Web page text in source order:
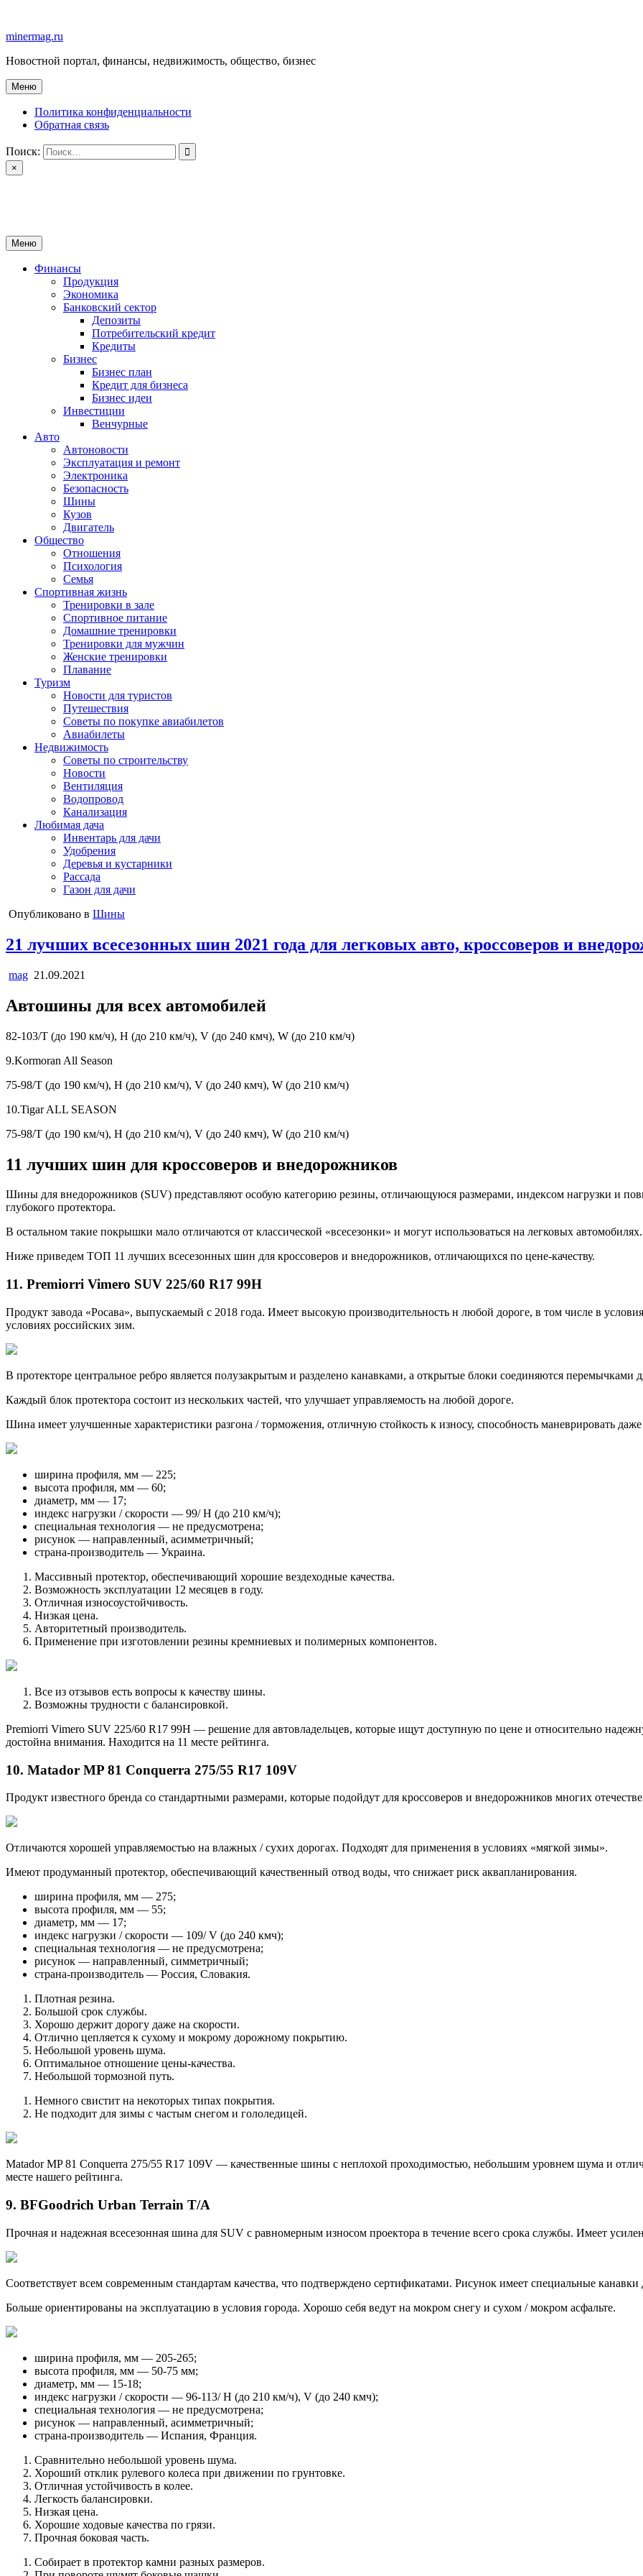
содержимому
minermag.ru
Новостной портал, финансы, недвижимость, общество, бизнес
Меню
Политика конфиденциальности
Обратная связь
Поиск:
×
Меню
Финансы
Продукция
Экономика
Банковский сектор
Депозиты
Потребительский кредит
Кредиты
Бизнес
Бизнес план
Кредит для бизнеса
Бизнес идеи
Инвестиции
Венчурные
Авто
Автоновости
Эксплуатация и ремонт
Электроника
Безопасность
Шины
Кузов
Двигатель
Общество
Отношения
Психология
Семья
Спортивная жизнь
Тренировки в зале
Спортивное питание
Домашние тренировки
Тренировки для мужчин
Женские тренировки
Плавание
Туризм
Новости для туристов
Путешествия
Советы по покупке авиабилетов
Авиабилеты
Недвижимость
Советы по строительству
Новости
Вентиляция
Водопровод
Канализация
Любимая дача
Инвентарь для дачи
Удобрения
Деревья и кустарники
Рассада
Газон для дачи
Опубликовано в Шины
21 лучших всесезонных шин 2021 года для легковых авто, кроссоверов и
mag 21.09.2021
Автошины для всех автомобилей
82-103/Т (до 190 км/ч), Н (до 210 км/ч), V (до 240 кмч), W (до 210 км/ч)
9.Kormoran All Season
75-98/Т (до 190 км/ч), Н (до 210 км/ч), V (до 240 кмч), W (до 210 км/ч)
10.Tigar ALL SEASON
75-98/Т (до 190 км/ч), Н (до 210 км/ч), V (до 240 кмч), W (до 210 км/ч)
11 лучших шин для кроссоверов и внедорожников
Шины для внедорожников (SUV) представляют особую категорию резины, отличающуюся размерами, индексом нагрузки и
глубокого протектора.
В остальном такие покрышки мало отличаются от классической «всесезонки» и могут использоваться на легковых автомобилях.
Ниже приведем ТОП 11 лучших всесезонных шин для кроссоверов и внедорожников, отличающихся по цене-качеству.
11. Premiorri Vimero SUV 225/60 R17 99H
Продукт завода «Росава», выпускаемый с 2018 года. Имеет высокую производительность н любой дороге, в том числе в
условиях российских зим.
В протекторе центральное ребро является полузакрытым и разделено канавками, а открытые блоки соединяются перемычками
Каждый блок протектора состоит из нескольких частей, что улучшает управляемость на любой дороге.
Шина имеет улучшенные характеристики разгона / торможения, отличную стойкость к износу, способность маневрировать даже
ширина профиля, мм — 225;
высота профиля, мм — 60;
диаметр, мм — 17;
индекс нагрузки / скорости — 99/ Н (до 210 км/ч);
специальная технология — не предусмотрена;
рисунок — направленный, асимметричный;
страна-производитель — Украина.
Массивный протектор, обеспечивающий хорошие вездеходные качества.
Возможность эксплуатации 12 месяцев в году.
Отличная износоустойчивость.
Низкая цена.
Авторитетный производитель.
Применение при изготовлении резины кремниевых и полимерных компонентов.
Все из отзывов есть вопросы к качеству шины.
Возможны трудности с балансировкой.
Premiorri Vimero SUV 225/60 R17 99H — решение для автовладельцев, которые ищут доступную по цене и относительно
достойна внимания. Находится на 11 месте рейтинга.
10. Matador MP 81 Conquerra 275/55 R17 109V
Продукт известного бренда со стандартными размерами, которые подойдут для кроссоверов и внедорожников многих
Отличаются хорошей управляемостью на влажных / сухих дорогах. Подходят для применения в условиях «мягкой зимы».
Имеют продуманный протектор, обеспечивающий качественный отвод воды, что снижает риск аквапланирования.
ширина профиля, мм — 275;
высота профиля, мм — 55;
диаметр, мм — 17;
индекс нагрузки / скорости — 109/ V (до 240 кмч);
специальная технология — не предусмотрена;
рисунок — направленный, симметричный;
страна-производитель — Россия, Словакия.
Плотная резина.
Большой срок службы.
Хорошо держит дорогу даже на скорости.
Отлично цепляется к сухому и мокрому дорожному покрытию.
Небольшой уровень шума.
Оптимальное отношение цены-качества.
Небольшой тормозной путь.
Немного свистит на некоторых типах покрытия.
Не подходит для зимы с частым снегом и гололедицей.
Matador MP 81 Conquerra 275/55 R17 109V — качественные шины с неплохой проходимостью, небольшим уровнем шума и
месте нашего рейтинга.
9. BFGoodrich Urban Terrain T/A
Прочная и надежная всесезонная шина для SUV с равномерным износом проектора в течение всего срока службы. Имеет
Соответствует всем современным стандартам качества, что подтверждено сертификатами. Рисунок имеет специальные
Больше ориентированы на эксплуатацию в условия города. Хорошо себя ведут на мокром снегу и сухом / мокром асфальте.
ширина профиля, мм — 205-265;
высота профиля, мм — 50-75 мм;
диаметр, мм — 15-18;
индекс нагрузки / скорости — 96-113/ Н (до 210 км/ч), V (до 240 кмч);
специальная технология — не предусмотрена;
рисунок — направленный, асимметричный;
страна-производитель — Испания, Франция.
Сравнительно небольшой уровень шума.
Хороший отклик рулевого колеса при движении по грунтовке.
Отличная устойчивость в колее.
Легкость балансировки.
Низкая цена.
Хорошие ходовые качества по грязи.
Прочная боковая часть.
Собирает в протектор камни разных размеров.